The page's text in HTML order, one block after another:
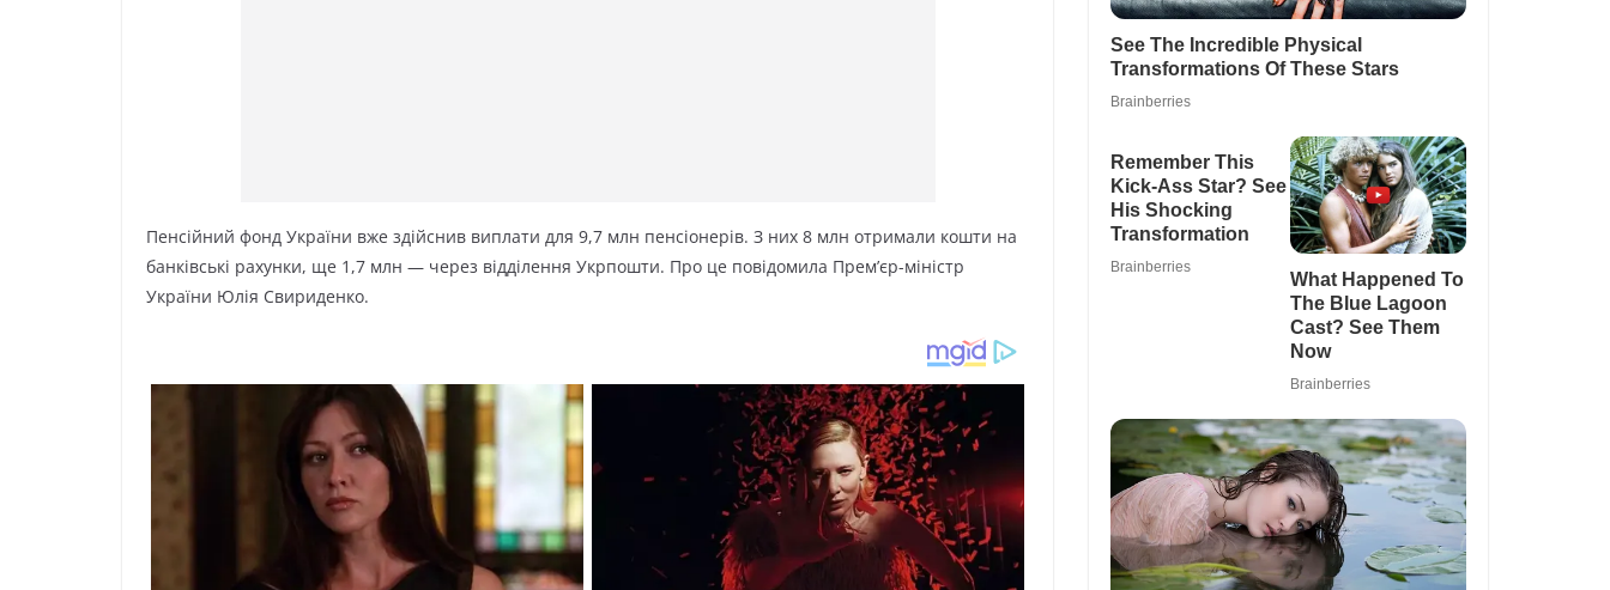
Пенсійний фонд України вже здійснив виплати для 9,7 млн пенсіонерів. З них 8 млн отримали кошти на
банківські рахунки, ще 1,7 млн — через відділення Укрпошти. Про це повідомила Прем’єр-міністр
України Юлія Свириденко.